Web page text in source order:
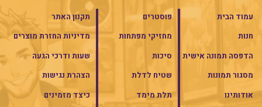
עמוד הבית
חנות
הדפסה תמונה אישית
מסגור תמונות
אודותינו
פוסטרים
מחזיקי מפתחות
סיכות
שטיח לדלת
תלת מימד
תקנון האתר
מדיניות החזרת מוצרים
שעות ודרכי הגעה
הצהרת נגישות
כיצד מזמינים